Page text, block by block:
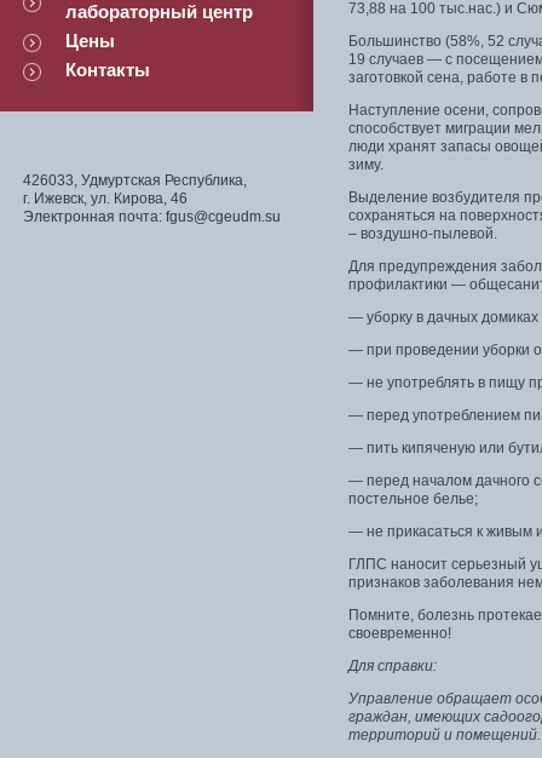
лабораторный центр
Цены
Контакты
426033, Удмуртская Республика,
г. Ижевск, ул. Кирова, 46
Электронная почта: fgus@cgeudm.su
73,88 на 100 тыс.нас.) и
Большинство (58%, 52
19 случаев — с
заготовкой сена, работе в
Наступление осени,
способствует миграции
люди хранят запасы
зиму.
Выделение возбудителя
сохраняться на
– воздушно-пылевой.
Для предупреждения
профилактики —
— уборку в дачных
— при проведении уборки
— не употреблять в пищу
— перед употреблением
— пить кипяченую или
— перед началом дачного
постельное белье;
— не прикасаться к живым
ГЛПС наносит серьезный
признаков заболевания
Помните, болезнь
своевременно!
Для справки:
Управление обращает
граждан, имеющих
территорий и